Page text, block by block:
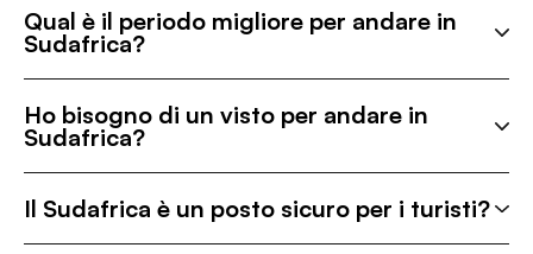
Qual è il periodo migliore per andare in
Sudafrica?
Ho bisogno di un visto per andare in
Sudafrica?
Il Sudafrica è un posto sicuro per i turisti?